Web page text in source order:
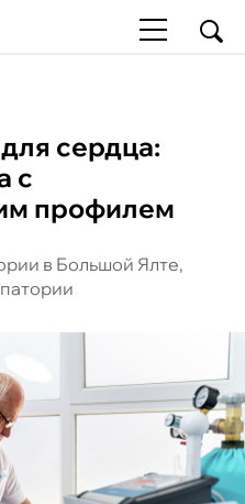
сердца:
с
профилем
в Большой Ялте,